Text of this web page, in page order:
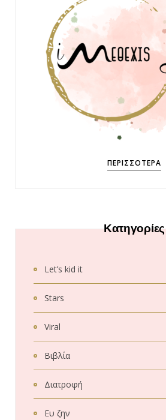
ΠΕΡΙΣΣΌΤΕΡΑ
Κατηγορίες
Let’s kid it
Stars
Viral
Βιβλία
Διατροφή
Ευ ζην